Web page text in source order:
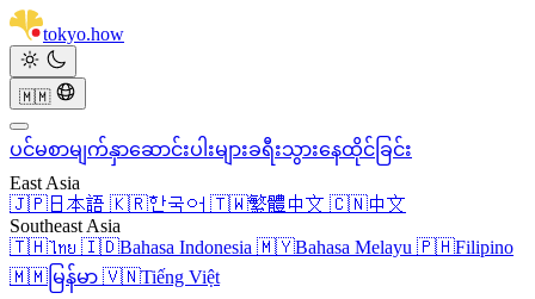
tokyo.how
🇲🇲
ပင်မစာမျက်နှာဆောင်းပါးများခရီးသွားနေထိုင်ခြင်း
East Asia
🇯🇵 日本語 🇰🇷한국어 🇹🇼繁體中文 🇨🇳中文
Southeast Asia
🇹🇭ไทย 🇮🇩Bahasa Indonesia 🇲🇾Bahasa Melayu 🇵🇭Filipino
🇲🇲 မြန်မာ 🇻🇳Tiếng Việt